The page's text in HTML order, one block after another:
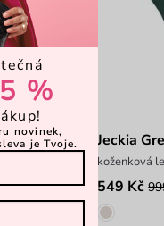
Jeckia
koženková
549 Kč
%
novinek,
je Tvoje.